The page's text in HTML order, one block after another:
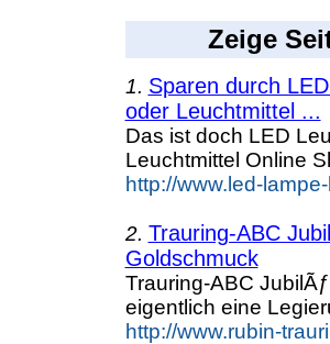
Zeige
1. Sparen durch
oder Leuchtmittel ...
Das ist doch LED
Leuchtmittel Online
http://www.led-
2. Trauring-ABC
Goldschmuck
Trauring-ABC
eigentlich eine
http://www.rubin-